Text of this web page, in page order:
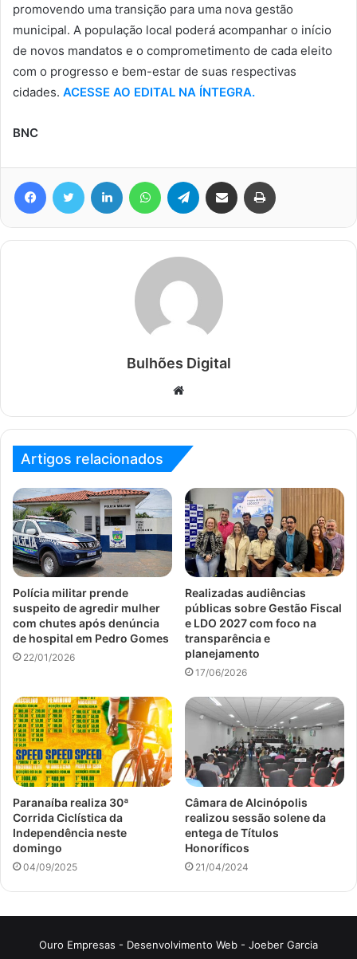
promovendo uma transição para uma nova gestão
municipal. A população local poderá acompanhar o início
de novos mandatos e o comprometimento de cada eleito
com o progresso e bem-estar de suas respectivas
cidades. ACESSE AO EDITAL NA ÍNTEGRA.
BNC
FacebookTwitter Linkedin WhatsAppTelegram Compartilhar via e-mail
Bulhões Digital
Website
Artigos relacionados
Polícia militar prende
suspeito de agredir mulher
com chutes após denúncia
de hospital em Pedro Gomes
22/01/2026
Realizadas audiências
públicas sobre Gestão Fiscal
e LDO 2027 com foco na
transparência e
planejamento
17/06/2026
Paranaíba realiza 30ª
Corrida Ciclística da
Independência neste
domingo
04/09/2025
Câmara de Alcinópolis
realizou sessão solene da
entega de Títulos
Honoríficos
21/04/2024
Ouro Empresas - Desenvolvimento Web - Joeber Garcia